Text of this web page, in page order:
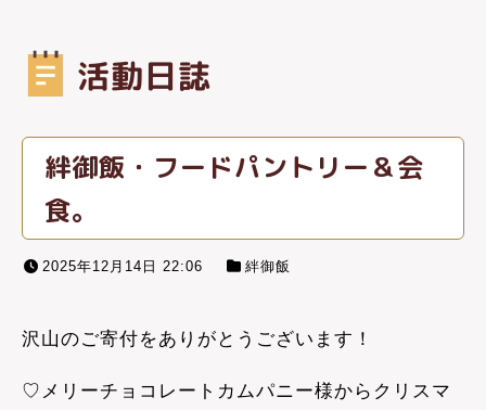
活動日誌
絆御飯・フードパントリー＆会
食。
2025年12月14日 22:06 絆御飯
沢山のご寄付をありがとうございます！
♡メリーチョコレートカムパニー様からクリスマ